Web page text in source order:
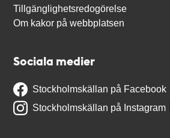
Tillgänglighetsredogörelse
Om kakor på webbplatsen
Sociala medier
Stockholmskällan på Facebook
Stockholmskällan på Instagram